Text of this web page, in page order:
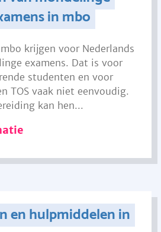
in mbo
krijgen voor Nederlands
examens. Dat is voor
studenten en voor
TOS vaak niet eenvoudig.
kan hen...
en hulpmiddelen in